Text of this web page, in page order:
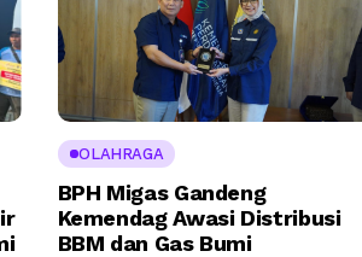
OLAHRAGA
BPH Migas Gandeng
Kemendag Awasi Distribusi
BBM dan Gas Bumi